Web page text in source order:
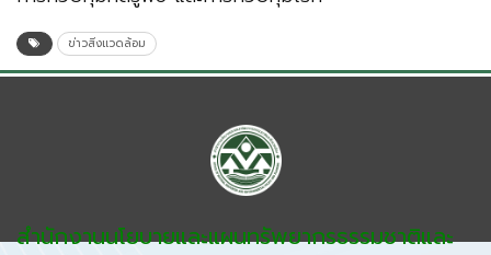
ข่าวสิ่งแวดล้อม
สำนักงานนโยบายและแผนทรัพยากรธรรมชาติและ